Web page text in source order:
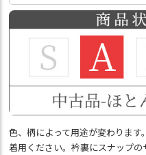
色、柄によって用途が変わりま
着用ください。衿裏にスナップ